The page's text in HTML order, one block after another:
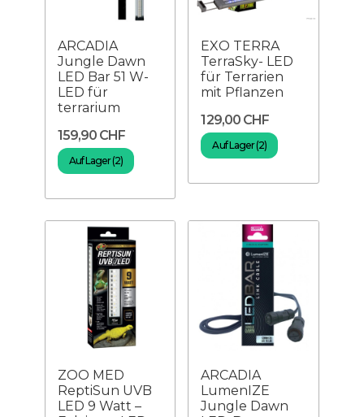
ARCADIA
Jungle Dawn
LED Bar 51 W-
LED für
terrarium
159,90 CHF
Auf Lager (2)
EXO TERRA
TerraSky- LED
für Terrarien
mit Pflanzen
129,00 CHF
Auf Lager (2)
ZOO MED
ReptiSun UVB
LED 9 Watt –
ARCADIA
LumenIZE
Jungle Dawn